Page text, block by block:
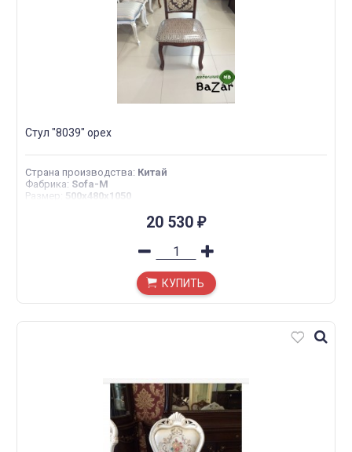
Стул "8039" орех
Страна производства: Китай
Фабрика: Sofa-M
Размер : 500x480x1050
20 530 ₽
КУПИТЬ